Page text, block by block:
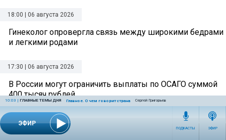
ЭФИР
10:03 | ГЛАВНЫЕ ТЕМЫ ДНЯ Главное. О чем говорит страна Сергей Григорьев
ПОДКАСТЫ ЭФИР
18:00 | 06 августа 2026
Гинеколог опровергла связь между широкими бедрами
и легкими родами
17:30 | 06 августа 2026
В России могут ограничить выплаты по ОСАГО суммой
400 тысяч рублей
17:00 | 06 августа 2026
Врач рассказал, как выбрать безопасную летнюю обувь